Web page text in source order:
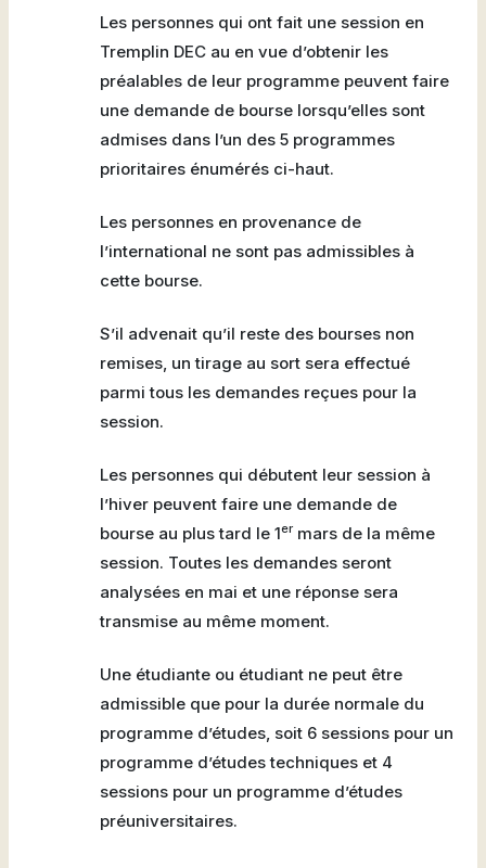
Les personnes qui ont fait une session en
Tremplin DEC au en vue d’obtenir les
préalables de leur programme peuvent faire
une demande de bourse lorsqu’elles sont
admises dans l’un des 5 programmes
prioritaires énumérés ci-haut.
Les personnes en provenance de
l’international ne sont pas admissibles à
cette bourse.
S’il advenait qu’il reste des bourses non
remises, un tirage au sort sera effectué
parmi tous les demandes reçues pour la
session.
Les personnes qui débutent leur session à
l’hiver peuvent faire une demande de
bourse au plus tard le 1ermars de la même
session. Toutes les demandes seront
analysées en mai et une réponse sera
transmise au même moment.
Une étudiante ou étudiant ne peut être
admissible que pour la durée normale du
programme d’études, soit 6 sessions pour un
programme d’études techniques et 4
sessions pour un programme d’études
préuniversitaires.